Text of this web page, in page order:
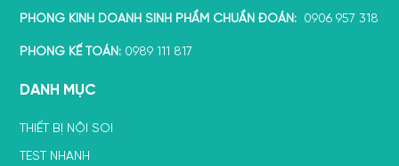
PHÒNG KINH DOANH SINH PHẨM CHUẨN ĐOÁN: 0906 957 318
PHÒNG KẾ TOÁN: 0989 111 817
DANH MỤC
THIẾT BỊ NỘI SOI
TEST NHANH